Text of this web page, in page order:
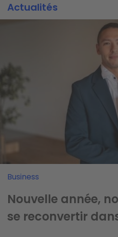
Business
Nouvelle année,
se reconvertir
Actualités
Tout savoir sur le
Actualités
Copropriété
Tout savoir sur
copropriété en 5
Actualités